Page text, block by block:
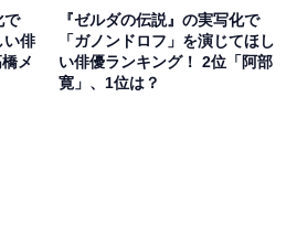
本さん。かわいらしい演技だけ
交えたユーモアあふれる演技で
で
い俳
メ
『ゼルダの伝説』の実写化で
「ガノンドロフ」を演じてほし
い俳優ランキング！ 2位「阿部
寛」、1位は？